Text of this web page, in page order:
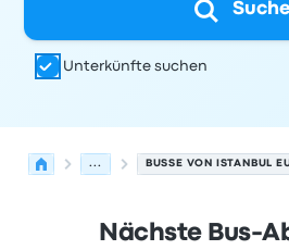
Suche
Unterkünfte suchen
... BUSSE VON ISTANBUL
Nächste Bus-